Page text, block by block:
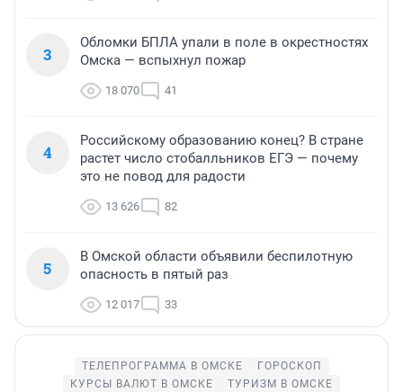
3
Обломки БПЛА упали в поле в окрестностях
Омска — вспыхнул пожар
18 070 41
4
Российскому образованию конец? В стране
растет число стобалльников ЕГЭ — почему
это не повод для радости
13 626 82
5
В Омской области объявили беспилотную
опасность в пятый раз
12 017 33
ТЕЛЕПРОГРАММА В ОМСКЕ
ГОРОСКОП
КУРСЫ ВАЛЮТ В ОМСКЕ
ТУРИЗМ В ОМСКЕ